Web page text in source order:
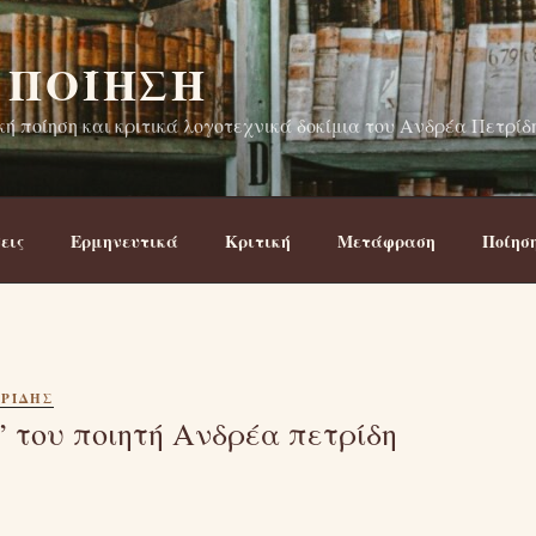
ποίηση και κριτικά λογοτεχνικά δοκίμια του Ανδρέα
Ερμηνευτικά Κριτική Μετάφραση
ποιητή Ανδρέα πετρίδη